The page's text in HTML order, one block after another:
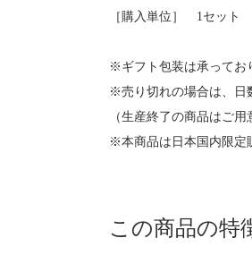
［購入単位］ 1セット
※ギフト包装は承ってお
※売り切れの場合は、日
（生産終了の商品はご
※本商品は日本国内限定
この商品の特